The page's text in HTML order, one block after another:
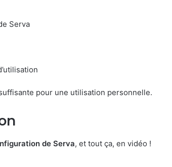
Serva
pour une utilisation personnelle.
de Serva, et tout ça, en vidéo !